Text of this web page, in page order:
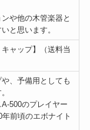
や他の木管楽器と
と思います。
ャップ】（送料当
、予備用としても
500のプレイヤー
前頃のエボナイト